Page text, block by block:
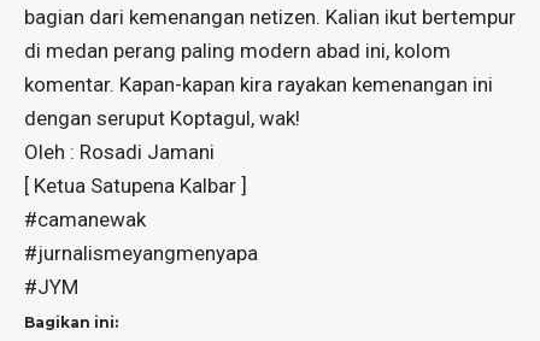
bagian dari kemenangan netizen. Kalian ikut bertempur
di medan perang paling modern abad ini, kolom
komentar. Kapan-kapan kira rayakan kemenangan ini
dengan seruput Koptagul, wak!
Oleh : Rosadi Jamani
[ Ketua Satupena Kalbar ]
#camanewak
#jurnalismeyangmenyapa
#JYM
Bagikan ini: